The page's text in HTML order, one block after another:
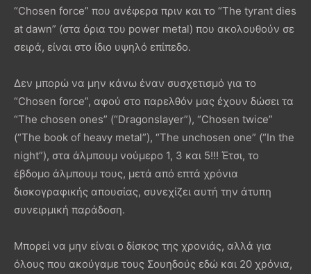
“Chosen force” που ανέφερα πριν και το “The tyrant dies
at dawn” (στα όρια του power metal) που ακολουθούν σε
σειρά, είναι στο ίδιο υψηλό επίπεδο.
Δεν μπορώ να μην κάνω έναν συσχετισμό για το
“Chosen force”, αφού στο παρελθόν μας έχουν δώσει τα
“The chosen ones” (“Dragonslayer”), “Chosen twice”
(“The book of heavy metal”), “The unchosen one” (“In the
night”), στα άλμπουμ νούμερο 1, 3 και 5!!! Έτσι, το
έβδομο άλμπουμ τους, μετά από επτά χρόνια
δισκογραφικής απουσίας, συνεχίζει αυτή την άτυπη
συνειρμική παράδοση.
Μπορεί να μην είναι ο δίσκος της χρονιάς, αλλά για
όλους που ακούγαμε τους Σουηδούς εδώ και 20 χρόνια,